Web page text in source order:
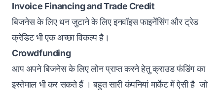
Invoice Financing and Trade Credit
बिजनेस के लिए धन जुटाने के लिए इनवॉइस फाइनेंसिंग और ट्रेड
क्रेडिट भी एक अच्छा विकल्प है।
Crowdfunding
आप अपने बिजनेस के लिए लोन प्राप्त करने हेतु क्राउड फंडिंग का
इस्तेमाल भी कर सकते हैं । बहुत सारी कंपनियां मार्केट में ऐसी है जो